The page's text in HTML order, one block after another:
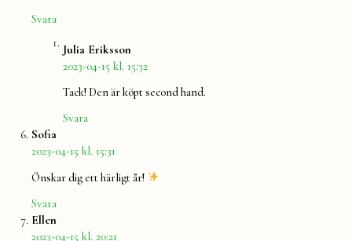
Svara
Julia Eriksson
2023-04-15 kl. 15:32
Tack! Den är köpt second hand.
Svara
Sofia
2023-04-15 kl. 15:31
Önskar dig ett härligt år!
Svara
Ellen
2023-04-15 kl. 20:21